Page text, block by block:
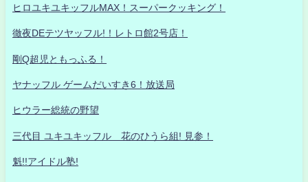
ヒロユキユキッフルMAX！スーパークッキング！
徹夜DEテツヤッフル!！レトロ館2号店！
剛Q超児ともっふる！
ヤナッフル ゲームだいすき6！放送局
ヒウラー総統の野望
三代目 ユキユキッフル 花のひうら組! 見参！
魁!!アイドル塾!